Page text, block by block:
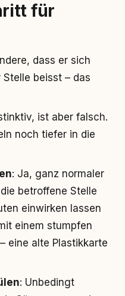
für
dass er sich
beisst – das
ist aber falsch.
noch tiefer in die
: Ja, ganz normaler
betroffene Stelle
einwirken lassen
einem stumpfen
eine alte Plastikkarte
: Unbedingt